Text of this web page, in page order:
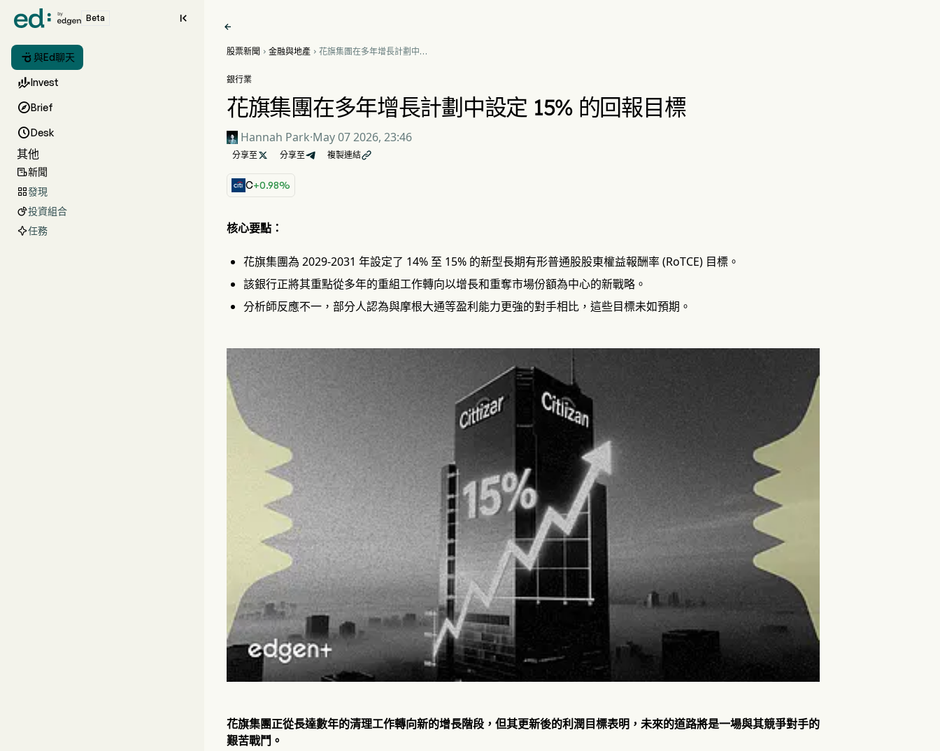
Beta 
 與Ed聊天
Invest
Brief
Desk
其他
新聞
發現
投資組合
任務

股票新聞  金融與地產  花旗集團在多年增長計劃中設
銀行業
花旗集團在多年增長計劃中設定 15% 的回報目標
Hannah Park·May 07 2026, 23:46
分享至  分享至 複製連結
C+0.98%
核心要點：
花旗集團為 2029-2031 年設定了 14% 至 15% 的新型長期有形普通股股東權益報酬率 (RoTCE) 目標。
該銀行正將其重點從多年的重組工作轉向以增長和重奪市場份額為中心的新戰略。
分析師反應不一，部分人認為與摩根大通等盈利能力更強的對手相比，這些目標未如預期。
花旗集團正從長達數年的清理工作轉向新的增長階段，但其更新後的利潤目標表明，未來的道路將是一場與其競爭對手的
艱苦戰鬥。